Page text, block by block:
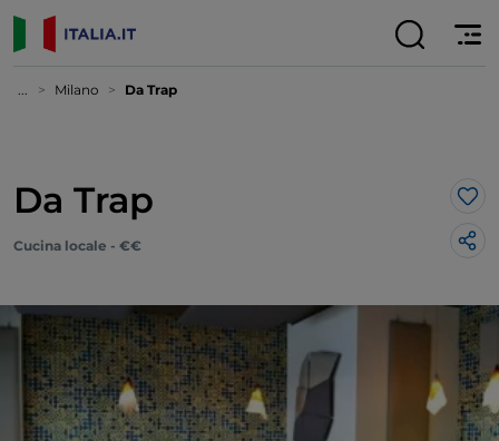
... Milano Da Trap
Da Trap
Cucina locale - €€